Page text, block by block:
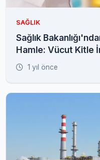
SAĞLIK
Sağlık
Hamle: Vücut Kitle
1 yıl önce